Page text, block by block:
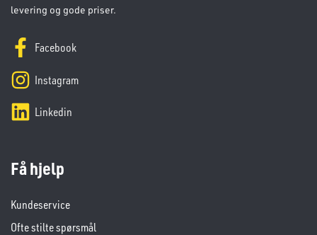
levering og gode priser.
Facebook
Instagram
Linkedin
Få hjelp
Kundeservice
Ofte stilte spørsmål